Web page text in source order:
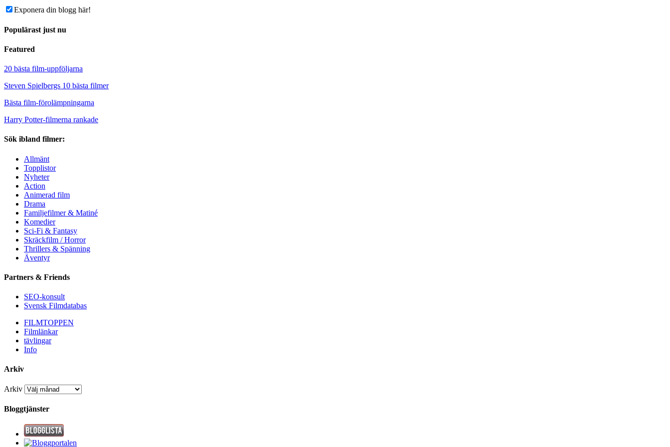
Exponera din blogg här!
Populärast just nu
Featured
20 bästa film-uppföljarna
Steven Spielbergs 10 bästa filmer
Bästa film-förolämpningarna
Harry Potter-filmerna rankade
Sök ibland filmer:
Allmänt
Topplistor
Nyheter
Action
Animerad film
Drama
Familjefilmer & Matiné
Komedier
Sci-Fi & Fantasy
Skräckfilm / Horror
Thrillers & Spänning
Äventyr
Partners & Friends
SEO-konsult
Svensk Filmdatabas
FILMTOPPEN
Filmlänkar
tävlingar
Info
Arkiv
Arkiv
Bloggtjänster